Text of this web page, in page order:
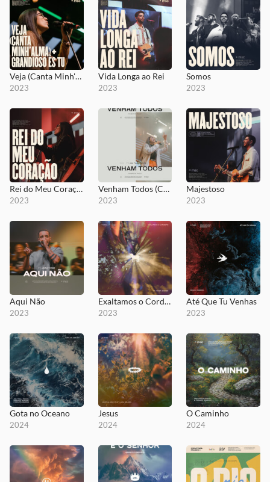
Veja (Canta Minh'alma) + Grandioso És Tu
2023
Vida Longa ao Rei
2023
Somos
2023
Rei do Meu Coração
2023
Venham Todos (Canção de Paulo)
2023
Majestoso
2023
Aqui Não
2023
Exaltamos o Cordeiro
2023
Até Que Tu Venhas
2023
Gota no Oceano
2024
Jesus
2024
O Caminho
2024